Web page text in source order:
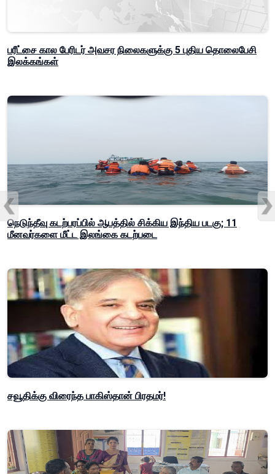
பரீட்சை கால பேரிடர் அவசர நிலைகளுக்கு 5 புதிய தொலைபேசி
இலக்கங்கள்
நெடுந்தீவு கடற்பரப்பில் ஆபத்தில் சிக்கிய இந்திய படகு; 11
மீனவர்களை மீட்ட இலங்கை கடற்படை
சவூதிக்கு விரைந்த பாகிஸ்தான் பிரதமர்!